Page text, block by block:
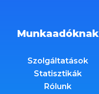
Munkaadóknak
Szolgáltatások
Statisztikák
Rólunk